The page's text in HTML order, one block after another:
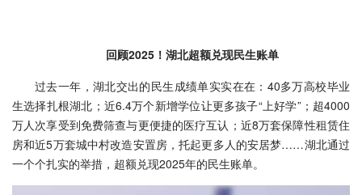
回顾2025！湖北超额兑现民生账单
过去一年，湖北交出的民生成绩单实实在在：40多万高校毕业
生选择扎根湖北；近6.4万个新增学位让更多孩子“上好学”；超4000
万人次享受到免费筛查与更便捷的医疗互认；近8万套保障性租赁住
房和近5万套城中村改造安置房，托起更多人的安居梦……湖北通过
一个个扎实的举措，超额兑现2025年的民生账单。